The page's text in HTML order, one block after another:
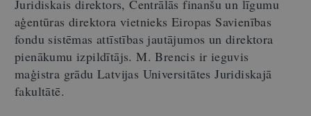
Juridiskais direktors, Centrālās finanšu un līgumu
aģentūras direktora vietnieks Eiropas Savienības
fondu sistēmas attīstības jautājumos un direktora
pienākumu izpildītājs. M. Brencis ir ieguvis
maģistra grādu Latvijas Universitātes Juridiskajā
fakultātē.